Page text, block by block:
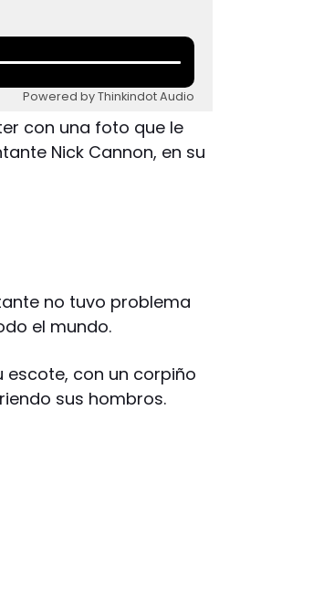
Powered by Thinkindot Audio
con una foto que le
Nick Cannon, en su
no tuvo problema
el mundo.
escote, con un corpiño
sus hombros.